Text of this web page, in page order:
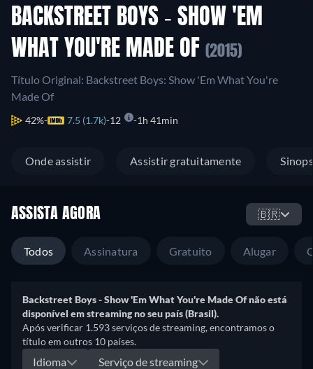
BACKSTREET BOYS - SHOW 'EM
WHAT YOU'RE MADE OF (2015)
Título Original: Backstreet Boys: Show 'Em What You're
Made Of
42% 7.5 (1.7k) 12 1h 41min
Onde assistir Assistir gratuitamente
ASSISTA AGORA 🇧🇷
Todos Assinatura Gratuito Alugar
Backstreet Boys - Show 'Em What You're Made Of não está
disponível em streaming no seu país (Brasil).
Após verificar 1.593 serviços de streaming, encontramos o
título em outros 10 países.
Idioma
Serviço de streaming